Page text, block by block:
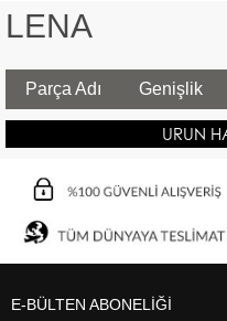
LENA
Parça Adı Genişlik
URUN
E-BÜLTEN ABONELİĞİ